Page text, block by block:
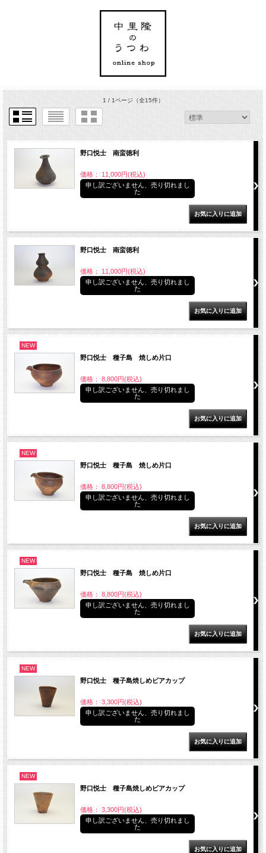
1 / 1ページ（全15件）
野口悦士 南蛮徳利
価格： 11,000円(税込)
申し訳ございません、売り切れまし
た
野口悦士 南蛮徳利
価格： 11,000円(税込)
申し訳ございません、売り切れまし
た
NEW
野口悦士 種子島 焼しめ片口
価格： 8,800円(税込)
申し訳ございません、売り切れまし
た
NEW
野口悦士 種子島 焼しめ片口
価格： 8,800円(税込)
申し訳ございません、売り切れまし
た
NEW
野口悦士 種子島 焼しめ片口
価格： 8,800円(税込)
申し訳ございません、売り切れまし
た
NEW
野口悦士 種子島焼しめビアカップ
価格： 3,300円(税込)
申し訳ございません、売り切れまし
た
NEW
野口悦士 種子島焼しめビアカップ
価格： 3,300円(税込)
申し訳ございません、売り切れまし
た